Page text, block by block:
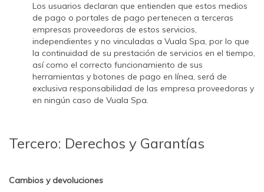
Los usuarios declaran que entienden que estos medios
de pago o portales de pago pertenecen a terceras
empresas proveedoras de estos servicios,
independientes y no vinculadas a Vuala Spa, por lo que
la continuidad de su prestación de servicios en el tiempo,
así como el correcto funcionamiento de sus
herramientas y botones de pago en línea, será de
exclusiva responsabilidad de las empresa proveedoras y
en ningún caso de Vuala Spa.
Tercero: Derechos y Garantías
Cambios y devoluciones